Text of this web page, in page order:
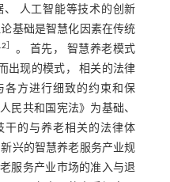
人工智能等技术的创新
基础是智慧化因素在传统
。 首先， 智慧养老模式
出现的模式， 相关的法律
各方进行细致的约束和保
民共和国宪法》为基础、
干的与养老相关的法律体
兴的智慧养老服务产业规
服务产业市场的准入与退